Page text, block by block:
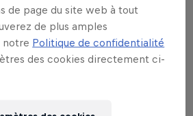
de page du site web à tout
de plus amples
notre Politique de confidentialité
des cookies directement ci-